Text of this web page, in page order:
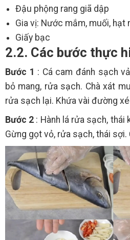
Đậu phộng rang giã dập
Gia vị: Nước mắm, muối, hạt
Giấy bạc
2.2. Các bước thực
Bước 1 : Cá cam đánh sạch
bỏ mang, rửa sạch. Chà xát
rửa sạch lại. Khứa vài đường
Bước 2 : Hành lá rửa sạch, thái
Gừng gọt vỏ, rửa sạch, thái sợi.